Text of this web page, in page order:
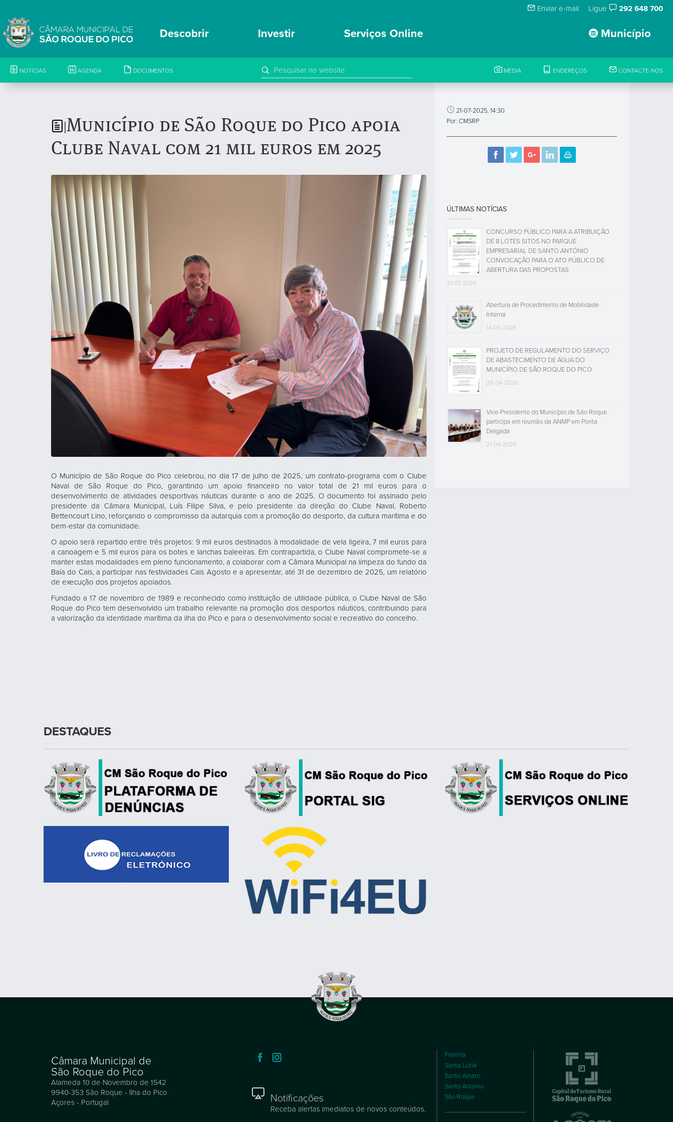
Enviar e-mail Ligue 292 648 700
Município
Descobrir Investir Serviços Online
NOTÍCIAS AGENDA DOCUMENTOS MÉDIA ENDEREÇOS CONTACTE-NOS
Município de São Roque do Pico apoia
Clube Naval com 21 mil euros em 2025
O Município de São Roque do Pico celebrou, no dia 17 de julho de 2025, um contrato-programa com o Clube
Naval de São Roque do Pico, garantindo um apoio financeiro no valor total de 21 mil euros para o
desenvolvimento de atividades desportivas náuticas durante o ano de 2025. O documento foi assinado pelo
presidente da Câmara Municipal, Luís Filipe Silva, e pelo presidente da direção do Clube Naval, Roberto
Bettencourt Lino, reforçando o compromisso da autarquia com a promoção do desporto, da cultura marítima e do
bem-estar da comunidade.
O apoio será repartido entre três projetos: 9 mil euros destinados à modalidade de vela ligeira, 7 mil euros para
a canoagem e 5 mil euros para os botes e lanchas baleeiras. Em contrapartida, o Clube Naval compromete-se a
manter estas modalidades em pleno funcionamento, a colaborar com a Câmara Municipal na limpeza do fundo da
Baía do Cais, a participar nas festividades Cais Agosto e a apresentar, até 31 de dezembro de 2025, um relatório
de execução dos projetos apoiados.
Fundado a 17 de novembro de 1989 e reconhecido como instituição de utilidade pública, o Clube Naval de São
Roque do Pico tem desenvolvido um trabalho relevante na promoção dos desportos náuticos, contribuindo para
a valorização da identidade marítima da ilha do Pico e para o desenvolvimento social e recreativo do concelho.
21-07-2025, 14:30
Por: CMSRP
ÚLTIMAS NOTÍCIAS
CONCURSO PÚBLICO PARA A ATRIBUIÇÃO
DE 8 LOTES SITOS NO PARQUE
EMPRESARIAL DE SANTO ANTÓNIO
CONVOCAÇÃO PARA O ATO PÚBLICO DE
ABERTURA DAS PROPOSTAS
31-07-2026
Abertura de Procedimento de Mobilidade
Interna
14-05-2026
PROJETO DE REGULAMENTO DO SERVIÇO
DE ABASTECIMENTO DE ÁGUA DO
MUNICÍPIO DE SÃO ROQUE DO PICO
28-04-2026
Vice-Presidente do Município de São Roque
participa em reunião da ANMP em Ponta
Delgada
21-04-2026
DESTAQUES
Câmara Municipal de
São Roque do Pico
Alameda 10 de Novembro de 1542
9940-353 São Roque - Ilha do Pico
Açores - Portugal
Notificações
Receba alertas imediatos de novos conteúdos.
Praínha
Santa Luzia
Santo Amaro
Santo António
São Roque